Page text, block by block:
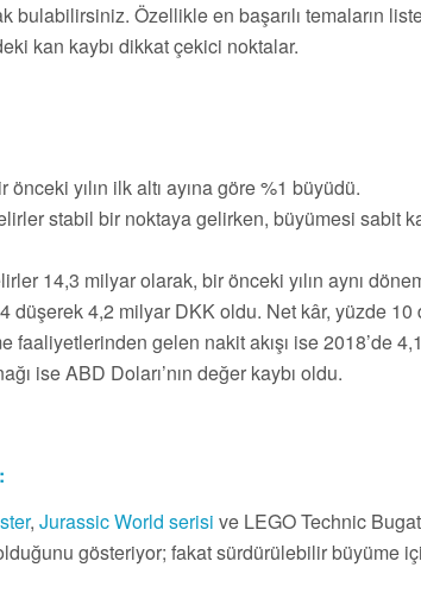
bulabilirsiniz. Özellikle en başarılı temaların
kan kaybı dikkat çekici noktalar.
yılın ilk altı ayına göre %1 büyüdü.
stabil bir noktaya gelirken, büyümesi sabit
14,3 milyar olarak, bir önceki yılın aynı
düşerek 4,2 milyar DKK oldu. Net kâr, yüzde
faaliyetlerinden gelen nakit akışı ise 2018’de
ise ABD Doları’nın değer kaybı oldu.
, Jurassic World serisi ve LEGO Technic
gösteriyor; fakat sürdürülebilir büyüme